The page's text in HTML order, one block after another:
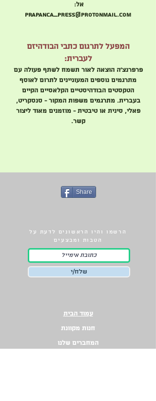
אל:
prapanca_press@protonmail.com
המפעל לתרגום כתבי הבודהיזם
לעברית:
פרפרנצ'ה הוצאה לאור תשמח לשתף פעולה עם
מתרגמים נוספים המעוניינים לתרום לאוסף
הטקסטים הבודהיסטיים הקלאסיים הקיים
בעברית. מתרגמים משפות המקור - סנסקריט,
פאלי, סינית או טיבטית - מוזמנים מאוד ליצור
קשר.
Share
הרשמו והיו הראשונים לדעת על
הטבות ומבצעים
שלח/י
עמוד הבית
חנות מקוונת
המחברים שלנו